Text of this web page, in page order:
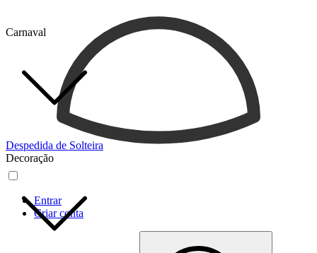
Carnaval
Despedida de Solteira
Decoração
Entrar
Criar conta